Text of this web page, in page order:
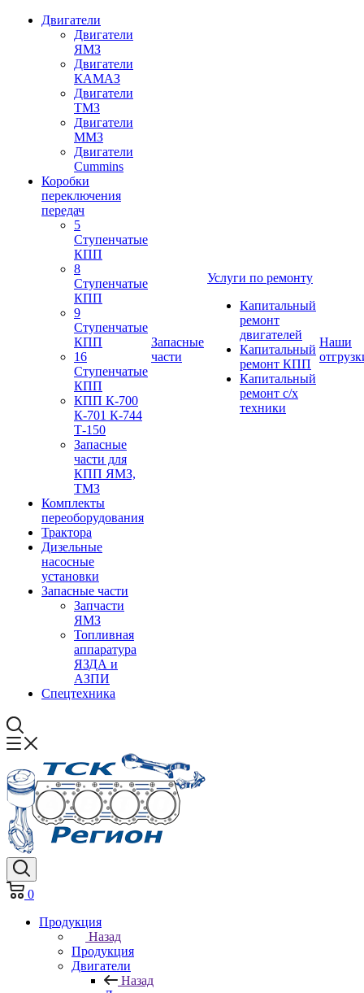
Двигатели
Двигатели
ЯМЗ
Двигатели
КАМАЗ
Двигатели
ТМЗ
Двигатели
ММЗ
Двигатели
Cummins
Коробки
переключения
передач
5
Ступенчатые
КПП
8
Ступенчатые
КПП
9
Ступенчатые
КПП
16
Ступенчатые
КПП
КПП К-700
К-701 К-744
Т-150
Запасные
части для
КПП ЯМЗ,
ТМЗ
Комплекты
переоборудования
Трактора
Дизельные
насосные
установки
Запасные части
Запчасти
ЯМЗ
Топливная
аппаратура
ЯЗДА и
АЗПИ
Спецтехника
Запасные
части
Услуги по ремонту
Капитальный
ремонт
двигателей
Капитальный
ремонт КПП
Капитальный
ремонт с/х
техники
Наши
0
Продукция
Назад
Продукция
Двигатели
Назад